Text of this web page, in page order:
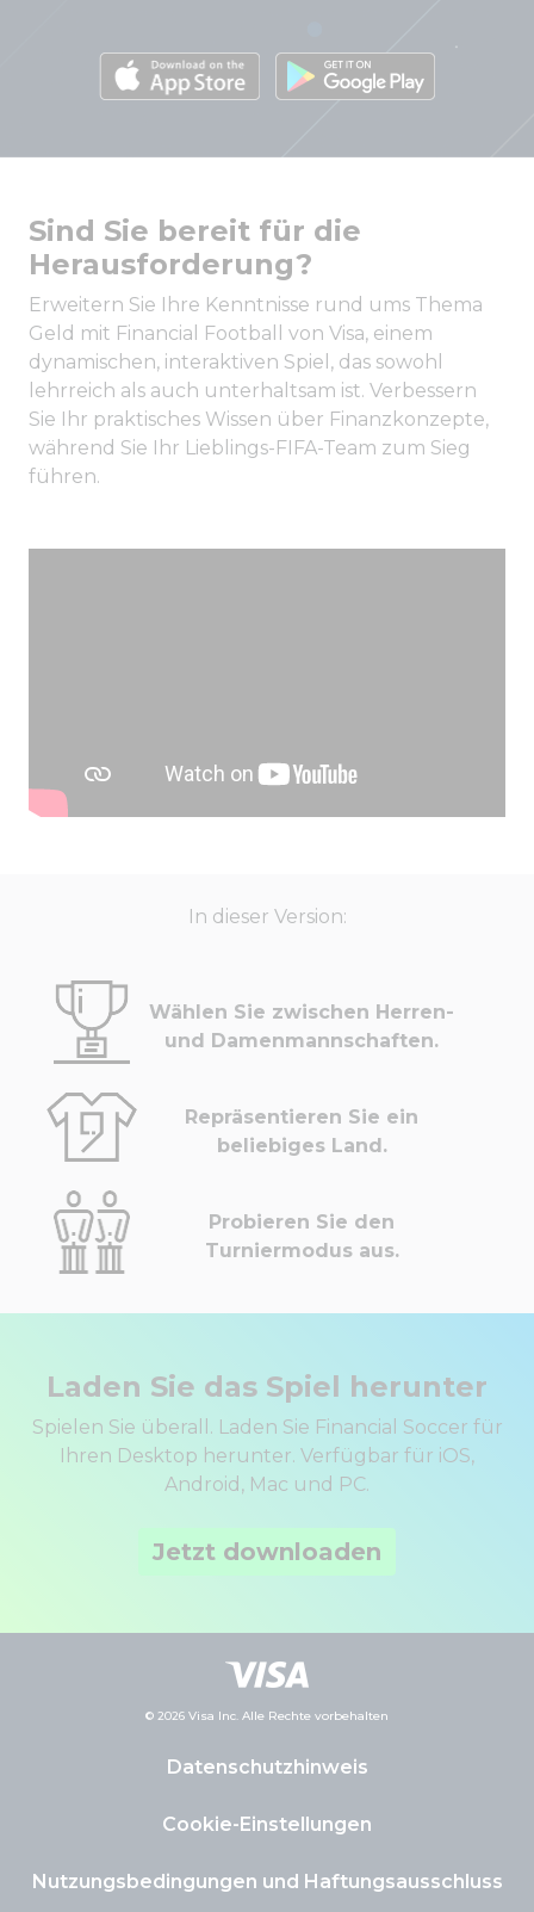
Sind Sie bereit für die
Herausforderung?
Erweitern Sie Ihre Kenntnisse rund ums Thema
Geld mit Financial Football von Visa, einem
dynamischen, interaktiven Spiel, das sowohl
lehrreich als auch unterhaltsam ist. Verbessern
Sie Ihr praktisches Wissen über Finanzkonzepte,
während Sie Ihr Lieblings-FIFA-Team zum Sieg
führen.
In dieser Version:
Wählen Sie zwischen Herren-
und Damenmannschaften.
Repräsentieren Sie ein
beliebiges Land.
Probieren Sie den
Turniermodus aus.
Laden Sie das Spiel herunter
Spielen Sie überall. Laden Sie Financial Soccer für
Ihren Desktop herunter. Verfügbar für iOS,
Android, Mac und PC.
Jetzt downloaden
© 2026 Visa Inc. Alle Rechte vorbehalten
Datenschutzhinweis
Cookie-Einstellungen
Nutzungsbedingungen und Haftungsausschluss